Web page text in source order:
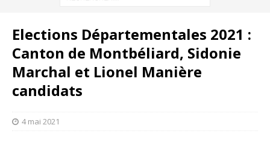
Elections Départementales 2021 :
Canton de Montbéliard, Sidonie
Marchal et Lionel Manière
candidats
4 mai 2021